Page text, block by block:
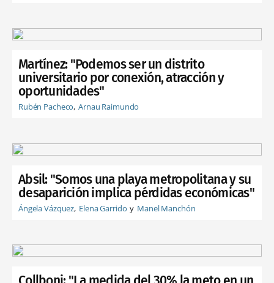
Martínez: "Podemos ser un distrito
universitario por conexión, atracción y
oportunidades"
Rubén Pacheco Arnau Raimundo
Absil: "Somos una playa metropolitana y su
desaparición implica pérdidas económicas"
Ángela Vázquez Elena Garrido Manel Manchón